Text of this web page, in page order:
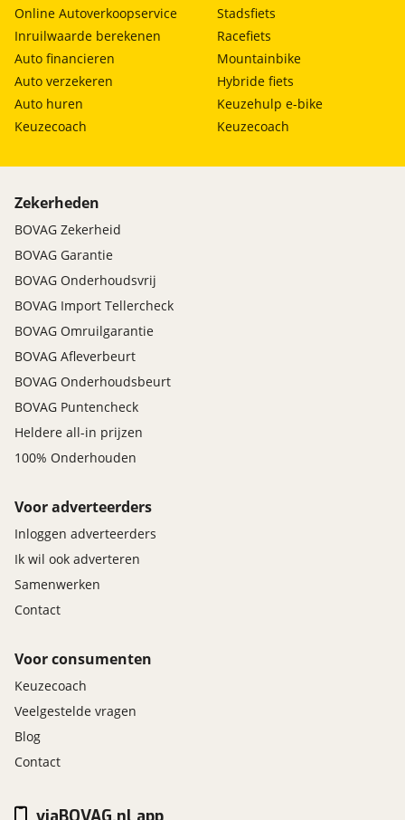
Online Autoverkoopservice
Inruilwaarde berekenen
Auto financieren
Auto verzekeren
Auto huren
Keuzecoach
Stadsfiets
Racefiets
Mountainbike
Hybride fiets
Keuzehulp e-bike
Keuzecoach
Zekerheden
BOVAG Zekerheid
BOVAG Garantie
BOVAG Onderhoudsvrij
BOVAG Import Tellercheck
BOVAG Omruilgarantie
BOVAG Afleverbeurt
BOVAG Onderhoudsbeurt
BOVAG Puntencheck
Heldere all-in prijzen
100% Onderhouden
Voor adverteerders
Inloggen adverteerders
Ik wil ook adverteren
Samenwerken
Contact
Voor consumenten
Keuzecoach
Veelgestelde vragen
Blog
Contact